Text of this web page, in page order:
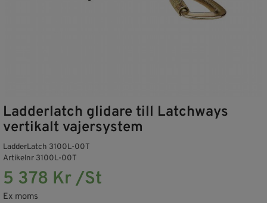
Ladderlatch glidare till Latchways
vertikalt vajersystem
LadderLatch 3100L-00T
Artikelnr 3100L-00T
5 378 Kr /St
Ex moms